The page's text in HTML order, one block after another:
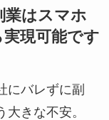
業はスマホ
現可能です
にバレずに副
きな不安。